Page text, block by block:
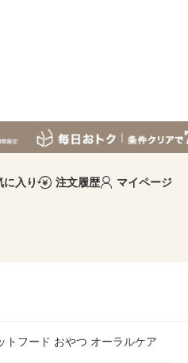
に入り 注文履歴 マイページ
トフード おやつ オーラルケア